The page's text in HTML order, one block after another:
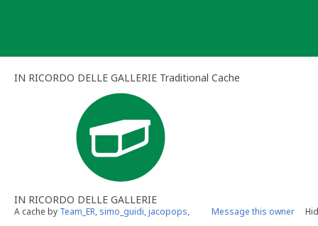
IN RICORDO DELLE GALLERIE Traditional Cache
IN RICORDO DELLE GALLERIE
A cache by Team_ER, simo_guidi, jacopops, Message this owner